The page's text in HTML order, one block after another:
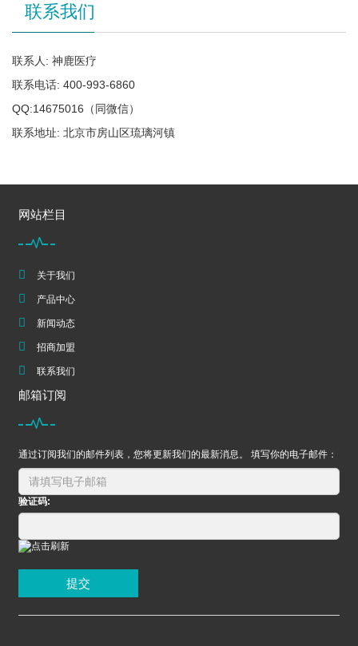
联系我们
联系人: 神鹿医疗
联系电话: 400-993-6860
QQ:14675016（同微信）
联系地址: 北京市房山区琉璃河镇
网站栏目
关于我们
产品中心
新闻动态
招商加盟
联系我们
邮箱订阅
通过订阅我们的邮件列表，您将更新我们的最新消息。 填写你的电子邮件：
验证码:
提交